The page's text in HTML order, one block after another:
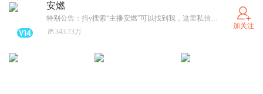
安燃
特别公告：抖y搜索“主播安燃”可以找到我，这里私信看不到
343.73万
加关注